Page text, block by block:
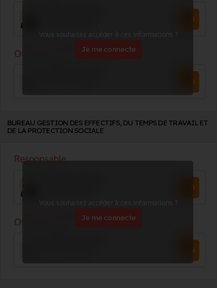
Vous souhaitez accéder à ces informations ?
Je me connecte
BUREAU GESTION DES EFFECTIFS, DU TEMPS DE TRAVAIL ET
DE LA PROTECTION SOCIALE
Vous souhaitez accéder à ces informations ?
Je me connecte